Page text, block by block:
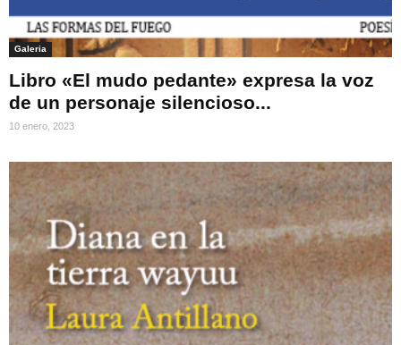
Galeria
Libro «El mudo pedante» expresa la voz
de un personaje silencioso...
10 enero, 2023